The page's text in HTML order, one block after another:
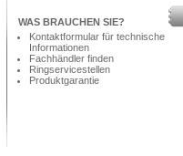
WAS BRAUCHEN SIE?
Kontaktformular für technische
Informationen
Fachhändler finden
Ringservicestellen
Produktgarantie